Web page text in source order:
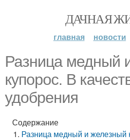
ДАЧНАЯ
главная новости
Разница медный
купорос. В
удобрения
Содержание
Разница медный и железный